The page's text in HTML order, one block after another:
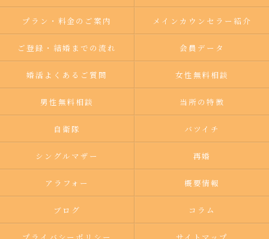
プラン・料金のご案内 メインカウンセラー紹介
ご登録・結婚までの流れ 会員データ
婚活よくあるご質問 女性無料相談
男性無料相談 当所の特徴
自衛隊 バツイチ
シングルマザー 再婚
アラフォー 概要情報
ブログ コラム